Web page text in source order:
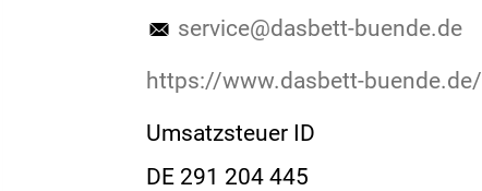
service@dasbett-buende.de
https://www.dasbett-buende.de/
Umsatzsteuer ID
DE 291 204 445